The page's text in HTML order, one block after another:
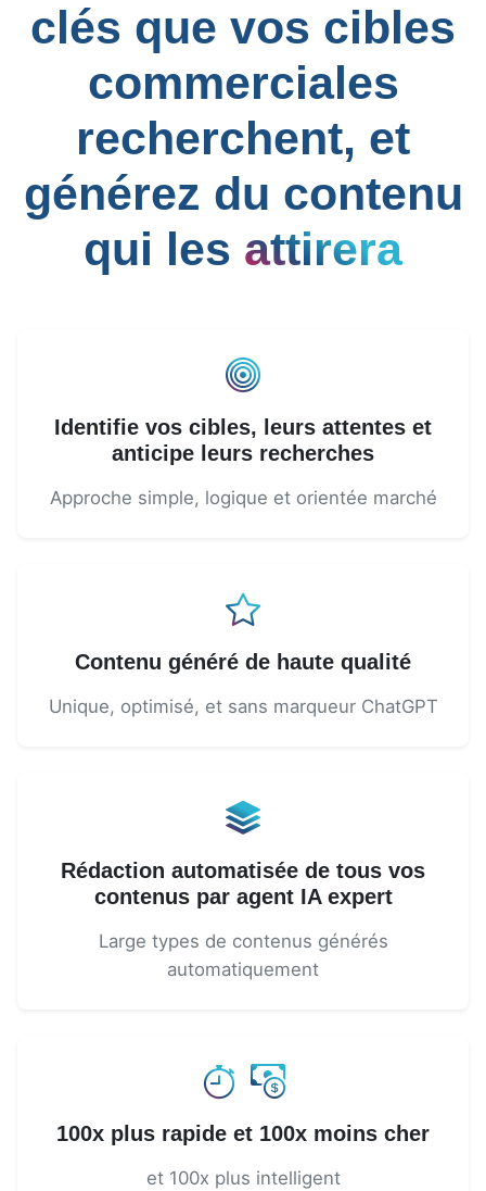
clés que vos cibles
commerciales
recherchent, et
générez du contenu
qui les attirera
Identifie vos cibles, leurs attentes et
anticipe leurs recherches
Approche simple, logique et orientée marché
Contenu généré de haute qualité
Unique, optimisé, et sans marqueur ChatGPT
Rédaction automatisée de tous vos
contenus par agent IA expert
Large types de contenus générés
automatiquement
100x plus rapide et 100x moins cher
et 100x plus intelligent